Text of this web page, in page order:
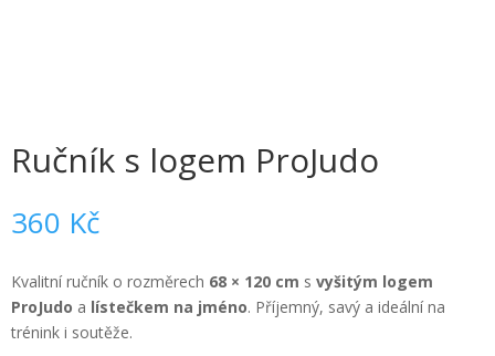
Ručník s logem ProJudo
360 Kč
Kvalitní ručník o rozměrech 68 × 120 cm s vyšitým logem
ProJudo a lístečkem na jméno. Příjemný, savý a ideální na
trénink i soutěže.